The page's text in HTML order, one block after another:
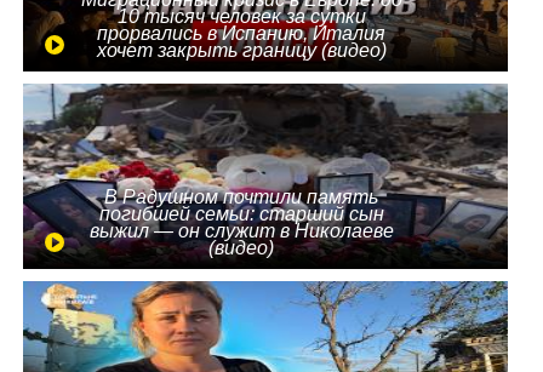
10 тысяч человек за сутки
прорвались в Испанию, Италия
хочет закрыть границу (видео)
В Радушном почтили память
погибшей семьи: старший сын
выжил — он служит в Николаеве
(видео)